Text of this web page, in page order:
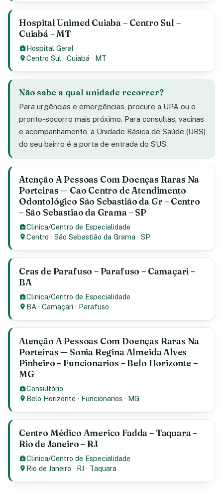
Hospital Unimed Cuiaba – Centro Sul –
Cuiabá – MT
Hospital Geral
Centro Sul ·Cuiabá · MT
Não sabe a qual unidade recorrer?
Para urgências e emergências, procure a UPA ou o
pronto-socorro mais próximo. Para consultas, vacinas
e acompanhamento, a Unidade Básica de Saúde (UBS)
do seu bairro é a porta de entrada do SUS.
Atenção A Pessoas Com Doenças Raras Na
Porteiras — Cao Centro de Atendimento
Odontológico São Sebastião da Gr – Centro
– São Sebastiao da Grama – SP
Clinica/Centro de Especialidade
Centro ·São Sebastião da Grama ·SP
Cras de Parafuso – Parafuso – Camaçari –
BA
Clinica/Centro de Especialidade
BA ·Camaçari · Parafuso
Atenção A Pessoas Com Doenças Raras Na
Porteiras — Sonia Regina Almeida Alves
Pinheiro – Funcionarios – Belo Horizonte –
MG
Consultório
Belo Horizonte · Funcionarios · MG
Centro Médico Americo Fadda – Taquara –
Rio de Janeiro – RJ
Clinica/Centro de Especialidade
Rio de Janeiro · RJ · Taquara